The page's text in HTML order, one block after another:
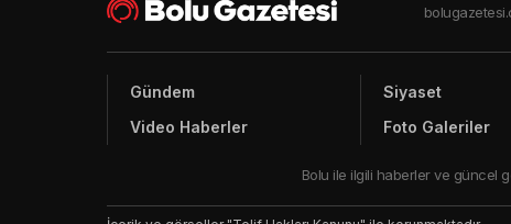
Gündem Siyaset
Video Haberler
Foto Galeriler
Bolu ile ilgili haberler ve güncel